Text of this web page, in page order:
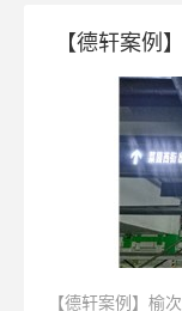
【德轩案
【德轩案例】榆